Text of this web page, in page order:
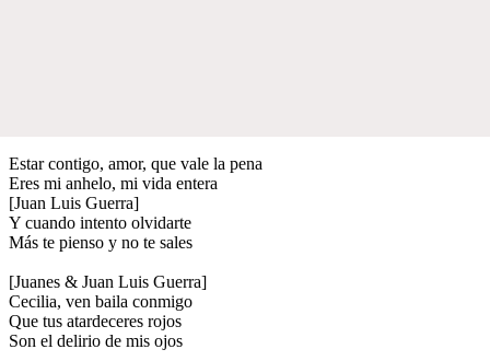
Estar contigo, amor, que vale la pena
Eres mi anhelo, mi vida entera
[Juan Luis Guerra]
Y cuando intento olvidarte
Más te pienso y no te sales
[Juanes & Juan Luis Guerra]
Cecilia, ven baila conmigo
Que tus atardeceres rojos
Son el delirio de mis ojos